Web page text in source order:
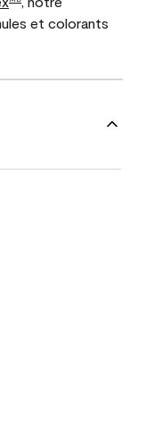
et colorants